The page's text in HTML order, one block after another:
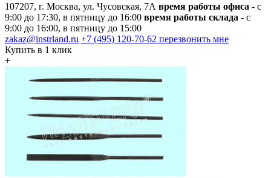
107207, г. Москва, ул. Чусовская, 7А время работы офиса - с
9:00 до 17:30, в пятницу до 16:00 время работы склада - с
9:00 до 16:00, в пятницу до 15:00
zakaz@instrland.ru +7 (495) 120-70-62 перезвонить мне
Купить в 1 клик
+